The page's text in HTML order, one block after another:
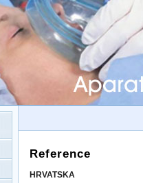
Reference
HRVATSKA